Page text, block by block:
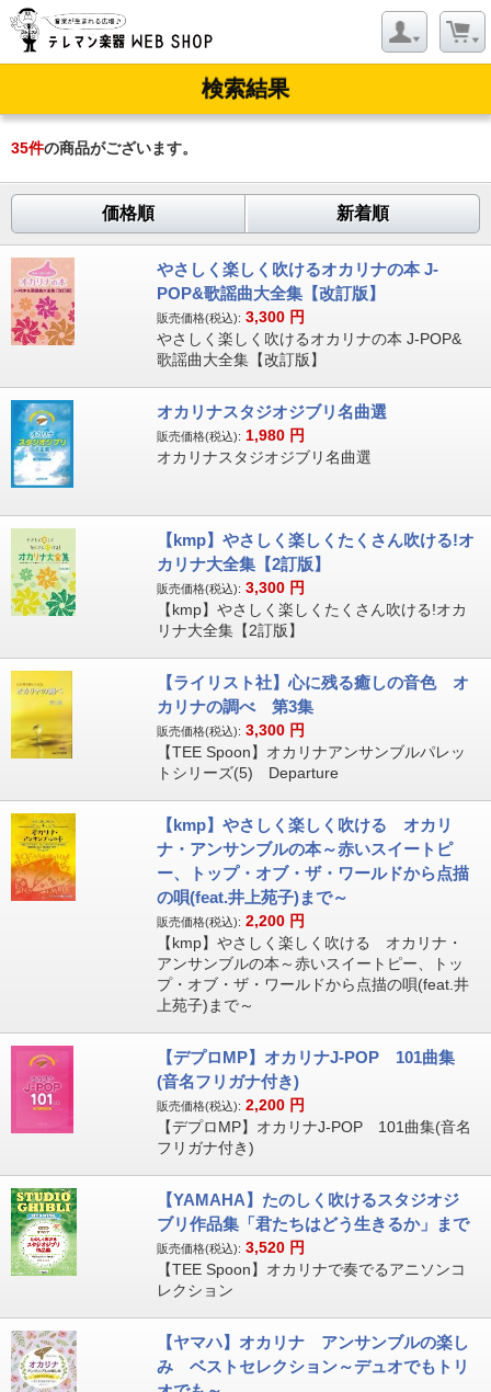
検索結果
35件の商品がございます。
価格順 新着順
やさしく楽しく吹けるオカリナの本 J-
POP&歌謡曲大全集【改訂版】
販売価格(税込): 3,300 円
やさしく楽しく吹けるオカリナの本 J-POP&
歌謡曲大全集【改訂版】
オカリナスタジオジブリ名曲選
販売価格(税込): 1,980 円
オカリナスタジオジブリ名曲選
【kmp】やさしく楽しくたくさん吹ける!オ
カリナ大全集【2訂版】
販売価格(税込): 3,300 円
【kmp】やさしく楽しくたくさん吹ける!オカ
リナ大全集【2訂版】
【ライリスト社】心に残る癒しの音色 オ
カリナの調べ 第3集
販売価格(税込): 3,300 円
【TEE Spoon】オカリナアンサンブルパレッ
トシリーズ(5) Departure
【kmp】やさしく楽しく吹ける オカリ
ナ・アンサンブルの本～赤いスイートピ
ー、トップ・オブ・ザ・ワールドから点描
の唄(feat.井上苑子)まで～
販売価格(税込): 2,200 円
【kmp】やさしく楽しく吹ける オカリナ・
アンサンブルの本～赤いスイートピー、トッ
プ・オブ・ザ・ワールドから点描の唄(feat.井
上苑子)まで～
【デプロMP】オカリナJ-POP 101曲集
(音名フリガナ付き)
販売価格(税込): 2,200 円
【デプロMP】オカリナJ-POP 101曲集(音名
フリガナ付き)
【YAMAHA】たのしく吹けるスタジオジ
ブリ作品集「君たちはどう生きるか」まで
販売価格(税込): 3,520 円
【TEE Spoon】オカリナで奏でるアニソンコ
レクション
【ヤマハ】オカリナ アンサンブルの楽し
み ベストセレクション～デュオでもトリ